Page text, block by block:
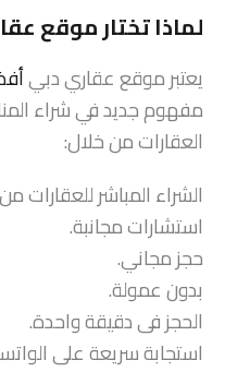
لماذا تختار موقع
يعتبر موقع عقاري دبي
مفهوم جديد في شراء
العقارات من خلال:
الشراء المباشر للعقارات
استشارات مجانبة.
حجز مجاني.
بدون عمولة.
الحجز فى دقيقة واحدة.
استجابة سريعة على